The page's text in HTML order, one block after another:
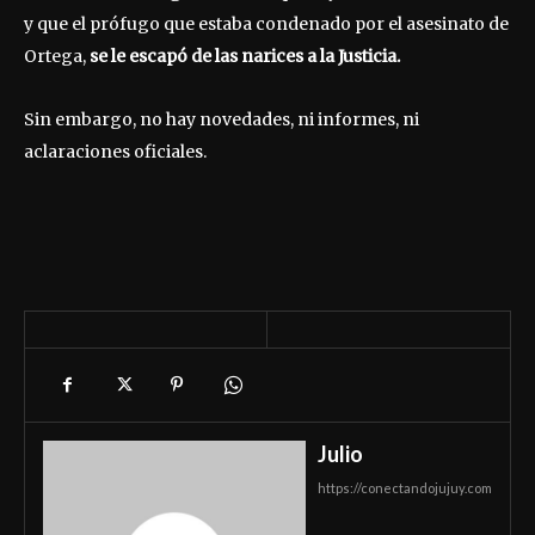
y que el prófugo que estaba condenado por el asesinato de
Ortega, se le escapó de las narices a la Justicia.
Sin embargo, no hay novedades, ni informes, ni
aclaraciones oficiales.
Julio
https://conectandojujuy.com